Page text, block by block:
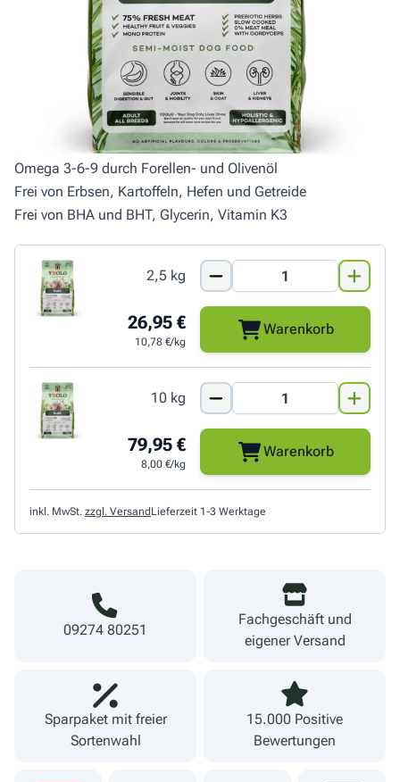
ausgewachsenen Hunde, die du artgerecht und ohne
Kompromisse verwöhnen möchtest.
Schonend bei nur 78°C im eigenen Saft gedämpft
Hypoallergen und Getreidefrei
Unterstützt den Stuhlgang (fester und weniger)
Unterstützung für den Bewegungsapparat
Mit Cordyceps und Shiitake
Omega 3-6-9 durch Forellen- und Olivenöl
Frei von Erbsen, Kartoffeln, Hefen und Getreide
Frei von BHA und BHT, Glycerin, Vitamin K3
2,5 kg
26,95 €
10,78 €/kg
Warenkorb
10 kg
79,95 €
8,00 €/kg
Warenkorb
inkl. MwSt. zzgl. Versand Lieferzeit 1-3 Werktage
09274 80251
Fachgeschäft und
eigener Versand
Sparpaket mit freier
Sortenwahl
15.000 Positive
Bewertungen